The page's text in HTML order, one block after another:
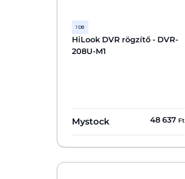
1 DB
HiLook DVR rögzítő - DVR-
208U-M1
Mystock 48 637 Ft